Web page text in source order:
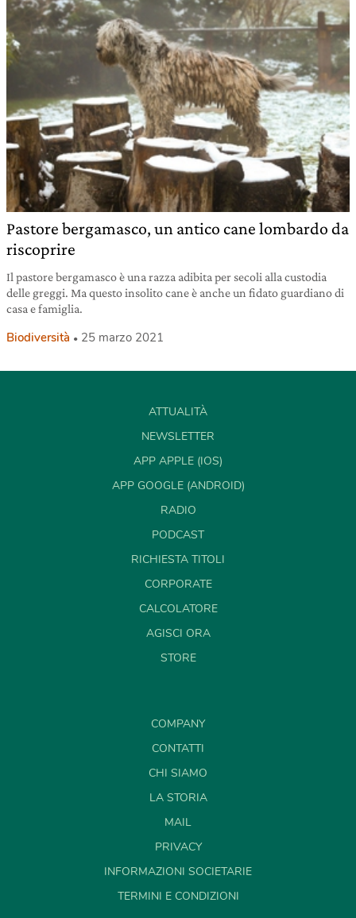
Pastore bergamasco, un antico cane lombardo da
riscoprire
Il pastore bergamasco è una razza adibita per secoli alla custodia
delle greggi. Ma questo insolito cane è anche un fidato guardiano di
casa e famiglia.
Biodiversità 25 marzo 2021
ATTUALITÀ
NEWSLETTER
APP APPLE (IOS)
APP GOOGLE (ANDROID)
RADIO
PODCAST
RICHIESTA TITOLI
CORPORATE
CALCOLATORE
AGISCI ORA
STORE
COMPANY
CONTATTI
CHI SIAMO
LA STORIA
MAIL
PRIVACY
INFORMAZIONI SOCIETARIE
TERMINI E CONDIZIONI